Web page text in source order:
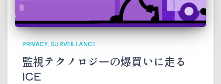
PRIVACY SURVEILLANCE
監視テクノロジーの爆買いに走る
ICE